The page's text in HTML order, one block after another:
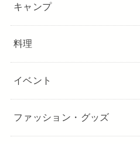
キャンプ
料理
イベント
ファッション・グッズ